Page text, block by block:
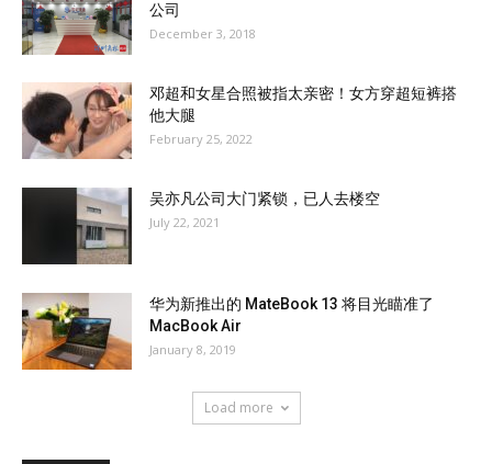
公司
December 3, 2018
邓超和女星合照被指太亲密！女方穿超短裤搭
他大腿
February 25, 2022
吴亦凡公司大门紧锁，已人去楼空
July 22, 2021
华为新推出的 MateBook 13 将目光瞄准了
MacBook Air
January 8, 2019
Load more